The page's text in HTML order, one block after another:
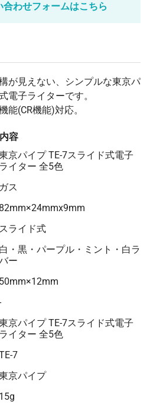
合わせフォームはこちら
が見えない、シンプルな東京パ
電子ライターです。
能(CR機能)対応。
内容
京パイプ TE-7スライド式電子
ライター 全5色
ガス
82mm×24mmx9mm
スライド式
白・黒・パープル・ミント・白ラ
ー
50mm×12mm
京パイプ TE-7スライド式電子
ライター 全5色
7
京パイプ
15g